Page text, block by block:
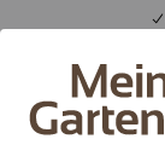
Alle Produkte
Mein Konto
Suchen